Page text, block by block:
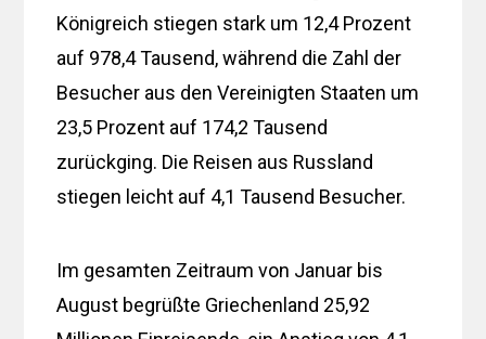
Königreich stiegen stark um 12,4 Prozent
auf 978,4 Tausend, während die Zahl der
Besucher aus den Vereinigten Staaten um
23,5 Prozent auf 174,2 Tausend
zurückging. Die Reisen aus Russland
stiegen leicht auf 4,1 Tausend Besucher.
Im gesamten Zeitraum von Januar bis
August begrüßte Griechenland 25,92